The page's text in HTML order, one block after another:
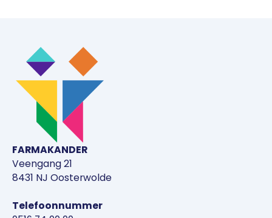
FARMAKANDER
Veengang 21
8431 NJ Oosterwolde
Telefoonnummer